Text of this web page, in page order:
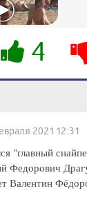
4
2021 12:31
"главный
Федорович
Валентин